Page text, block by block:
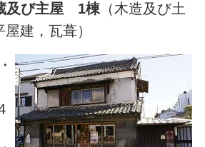
及び主屋 1棟（木造及び土
建，瓦葺）